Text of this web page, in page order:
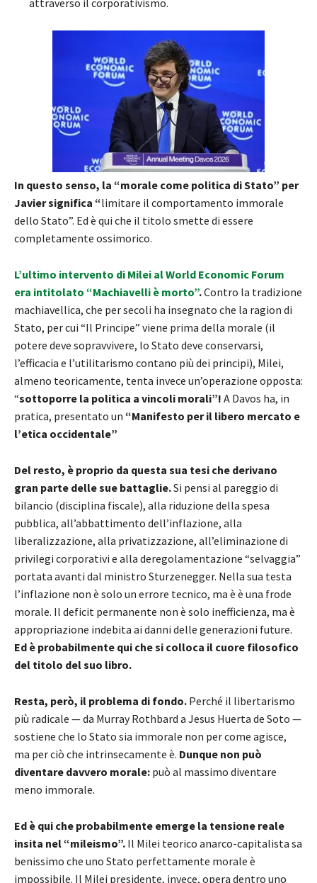
attraverso il corporativismo.
In questo senso, la “morale come politica di Stato” per
Javier significa “limitare il comportamento immorale
dello Stato”. Ed è qui che il titolo smette di essere
completamente ossimorico.
L’ultimo intervento di Milei al World Economic Forum
era intitolato “Machiavelli è morto”.Contro la tradizione
machiavellica, che per secoli ha insegnato che la ragion di
Stato, per cui “Il Principe” viene prima della morale (il
potere deve sopravvivere, lo Stato deve conservarsi,
l’efficacia e l’utilitarismo contano più dei principi), Milei,
almeno teoricamente, tenta invece un’operazione opposta:
“sottoporre la politica a vincoli morali”! A Davos ha, in
pratica, presentato un “Manifesto per il libero mercato e
l’etica occidentale”
Del resto, è proprio da questa sua tesi che derivano
gran parte delle sue battaglie.Si pensi al pareggio di
bilancio (disciplina fiscale), alla riduzione della spesa
pubblica, all’abbattimento dell’inflazione, alla
liberalizzazione, alla privatizzazione, all’eliminazione di
privilegi corporativi e alla deregolamentazione “selvaggia”
portata avanti dal ministro Sturzenegger. Nella sua testa
l’inflazione non è solo un errore tecnico, ma è è una frode
morale. Il deficit permanente non è solo inefficienza, ma è
appropriazione indebita ai danni delle generazioni future.
Ed è probabilmente qui che si colloca il cuore filosofico
del titolo del suo libro.
Resta, però, il problema di fondo. Perché il libertarismo
più radicale — da Murray Rothbard a Jesus Huerta de Soto —
sostiene che lo Stato sia immorale non per come agisce,
ma per ciò che intrinsecamente è. Dunque non può
diventare davvero morale: può al massimo diventare
meno immorale.
Ed è qui che probabilmente emerge la tensione reale
insita nel “mileismo”. Il Milei teorico anarco-capitalista sa
benissimo che uno Stato perfettamente morale è
impossibile. Il Milei presidente, invece, opera dentro uno